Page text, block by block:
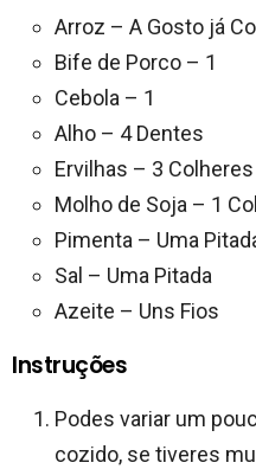
Arroz – A Gosto já
Bife de Porco – 1
Cebola – 1
Alho – 4 Dentes
Ervilhas – 3
Molho de Soja – 1
Pimenta – Uma
Sal – Uma Pitada
Azeite – Uns Fios
Instruções
Podes variar um
cozido, se tiveres